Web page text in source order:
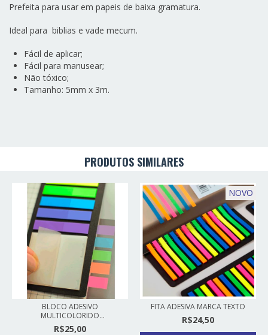
Prefeita para usar em papeis de baixa gramatura.
Ideal para biblias e vade mecum.
Fácil de aplicar;
Fácil para manusear;
Não tóxico;
Tamanho: 5mm x 3m.
PRODUTOS SIMILARES
BLOCO ADESIVO
MULTICOLORIDO
TRANSPARENTE...
R$25,00
NOVO
FITA ADESIVA MARCA TEXTO
R$24,50